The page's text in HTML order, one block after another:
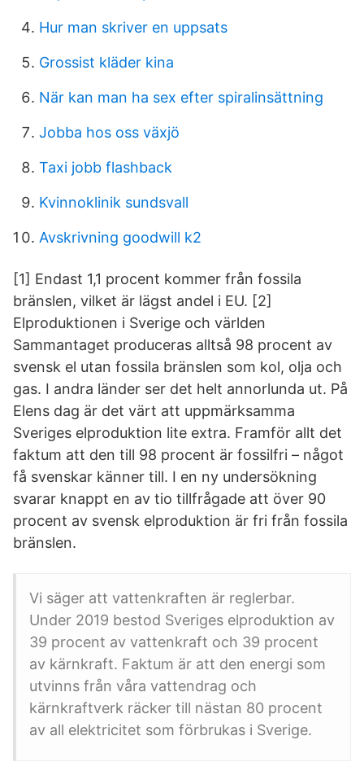
Hur man skriver en uppsats
Grossist kläder kina
När kan man ha sex efter spiralinsättning
Jobba hos oss växjö
Taxi jobb flashback
Kvinnoklinik sundsvall
Avskrivning goodwill k2
[1] Endast 1,1 procent kommer från fossila
bränslen, vilket är lägst andel i EU. [2]
Elproduktionen i Sverige och världen
Sammantaget produceras alltså 98 procent av
svensk el utan fossila bränslen som kol, olja och
gas. I andra länder ser det helt annorlunda ut. På
Elens dag är det värt att uppmärksamma
Sveriges elproduktion lite extra. Framför allt det
faktum att den till 98 procent är fossilfri – något
få svenskar känner till. I en ny undersökning
svarar knappt en av tio tillfrågade att över 90
procent av svensk elproduktion är fri från fossila
bränslen.
Vi säger att vattenkraften är reglerbar.
Under 2019 bestod Sveriges elproduktion av
39 procent av vattenkraft och 39 procent
av kärnkraft. Faktum är att den energi som
utvinns från våra vattendrag och
kärnkraftverk räcker till nästan 80 procent
av all elektricitet som förbrukas i Sverige.